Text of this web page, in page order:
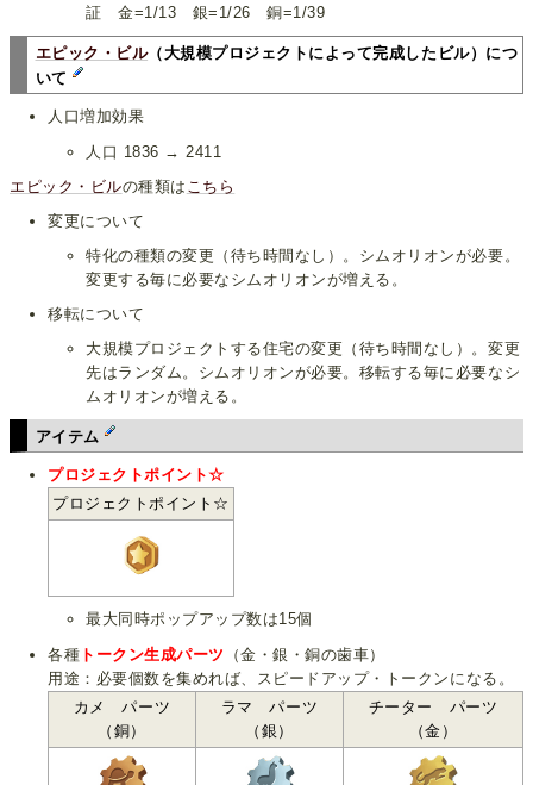
証 金=1/13 銀=1/26 銅=1/39
エピック・ビル（大規模プロジェクトによって完成したビル）につ
いて
人口増加効果
人口 1836 → 2411
エピック・ビルの種類は こちら
変更について
特化の種類の変更（待ち時間なし）。シムオリオンが必要。
変更する毎に必要なシムオリオンが増える。
移転について
大規模プロジェクトする住宅の変更（待ち時間なし）。変更
先はランダム。シムオリオンが必要。移転する毎に必要なシ
ムオリオンが増える。
アイテム
プロジェクトポイント☆
プロジェクトポイント☆
最大同時ポップアップ数は15個
各種 トークン生成パーツ
（金・銀・銅の歯車）
用途：必要個数を集めれば、スピードアップ・トークンになる。
カメ パーツ
（銅）
ラマ パーツ
（銀）
チーター パーツ
（金）